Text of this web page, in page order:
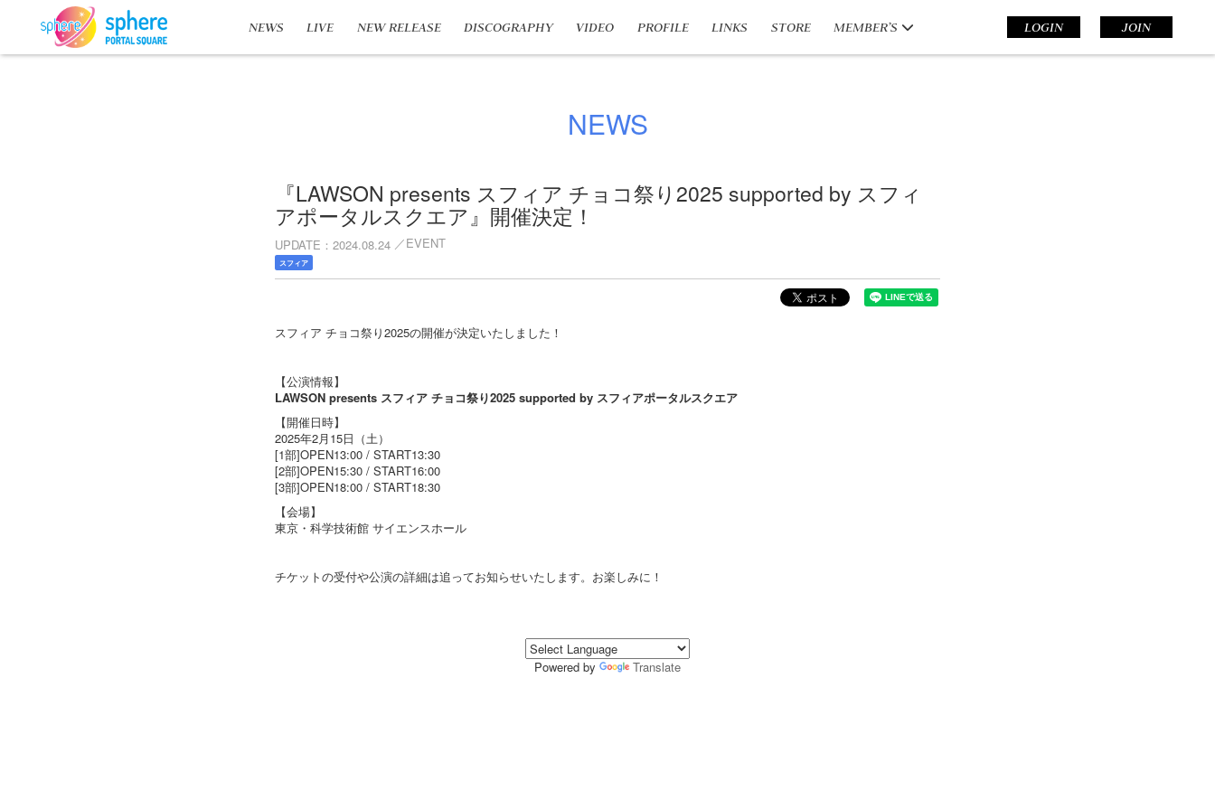
NEWS LIVE NEW RELEASE DISCOGRAPHY VIDEO PROFILE LINKS STORE MEMBER’S LOGIN JOIN
NEWS
『LAWSON presents スフィア チョコ祭り2025 supported by スフィ
アポータルスクエア』開催決定！
UPDATE 2024.08.24 EVENT
スフィア
スフィア チョコ祭り2025の開催が決定いたしました！
【公演情報】
LAWSON presents スフィア チョコ祭り2025 supported by スフィアポータルスクエア
【開催日時】
2025年2月15日（土）
[1部]OPEN13:00 / START13:30
[2部]OPEN15:30 / START16:00
[3部]OPEN18:00 / START18:30
【会場】
東京・科学技術館 サイエンスホール
チケットの受付や公演の詳細は追ってお知らせいたします。お楽しみに！
Powered by Translate